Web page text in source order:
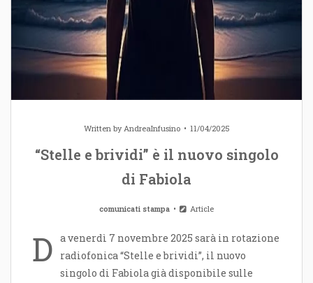
Written byAndreaInfusino 11/04/2025
“Stelle e brividi” è il nuovo singolo
di Fabiola
comunicati stampa Article
D a venerdì 7 novembre 2025 sarà in rotazione
radiofonica “Stelle e brividi”, il nuovo
singolo di Fabiola già disponibile sulle